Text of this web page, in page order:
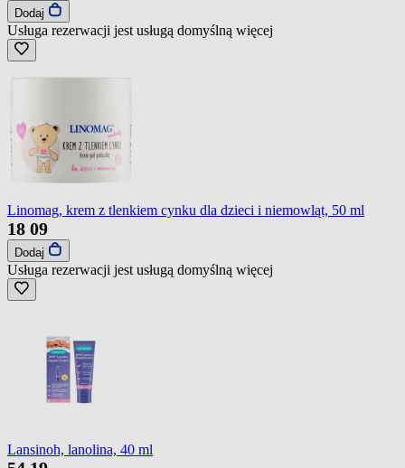
Dodaj
Usługa rezerwacji jest usługą domyślną więcej
Linomag, krem z tlenkiem cynku dla dzieci i niemowląt, 50 ml
18 09
Dodaj
Usługa rezerwacji jest usługą domyślną więcej
Lansinoh, lanolina, 40 ml